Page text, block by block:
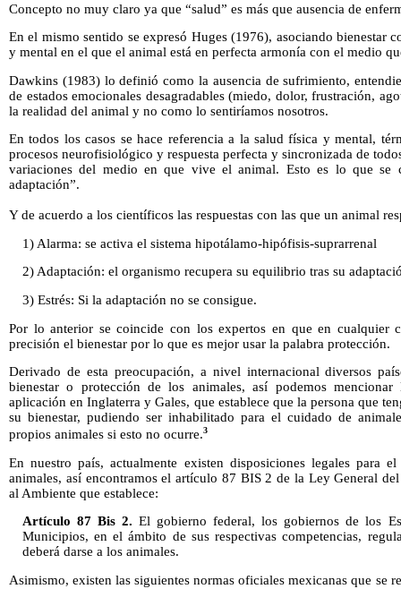
Concepto no muy claro ya que “salud” es más que ausencia de
En el mismo sentido se expresó Huges (1976), asociando bienestar
y mental en el que el animal está en perfecta armonía con el medio
Dawkins (1983) lo definió como la ausencia de sufrimiento,
de estados emocionales desagradables (miedo, dolor, frustración,
la realidad del animal y no como lo sentiríamos nosotros.
En todos los casos se hace referencia a la salud física y mental,
procesos neurofisiológico y respuesta perfecta y sincronizada de
variaciones del medio en que vive el animal. Esto es lo que se
adaptación”.
Y de acuerdo a los científicos las respuestas con las que un animal
1) Alarma: se activa el sistema hipotálamo-hipófisis-suprarrenal
2) Adaptación: el organismo recupera su equilibrio tras su
3) Estrés: Si la adaptación no se consigue.
Por lo anterior se coincide con los expertos en que en
precisión el bienestar por lo que es mejor usar la palabra protección.
Derivado de esta preocupación, a nivel internacional diversos
bienestar o protección de los animales, así podemos
aplicación en Inglaterra y Gales, que establece que la persona que
su bienestar, pudiendo ser inhabilitado para el cuidado de
propios animales si esto no ocurre.3
En nuestro país, actualmente existen disposiciones legales para
animales, así encontramos el artículo 87 BIS 2 de la Ley General
al Ambiente que establece:
Artículo 87 Bis 2. El gobierno federal, los gobiernos de los
Municipios, en el ámbito de sus respectivas competencias,
deberá darse a los animales.
Asimismo, existen las siguientes normas oficiales mexicanas que se